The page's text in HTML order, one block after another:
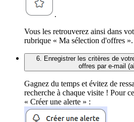
.
Vous les retrouverez ainsi dans
rubrique « Ma sélection d'offres ».
6. Enregistrer les critères de
offres par e-mail
Gagnez du temps et évitez de
recherche à chaque visite ! Pour
« Créer une alerte » :